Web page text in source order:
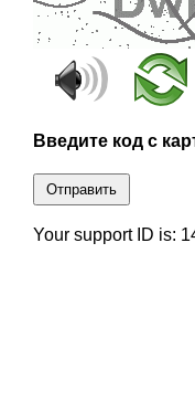
Введите код с
Отправить
Your support ID is: